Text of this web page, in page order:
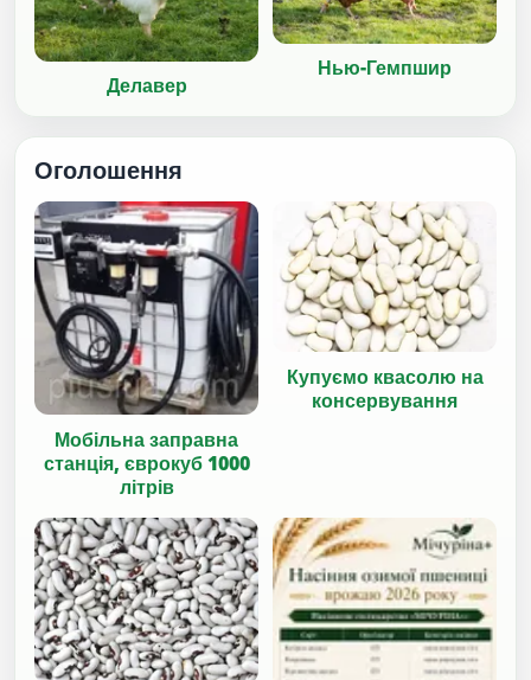
Делавер
Нью-Гемпшир
Оголошення
Мобільна заправна
станція, єврокуб 1000
літрів
Купуємо квасолю на
консервування